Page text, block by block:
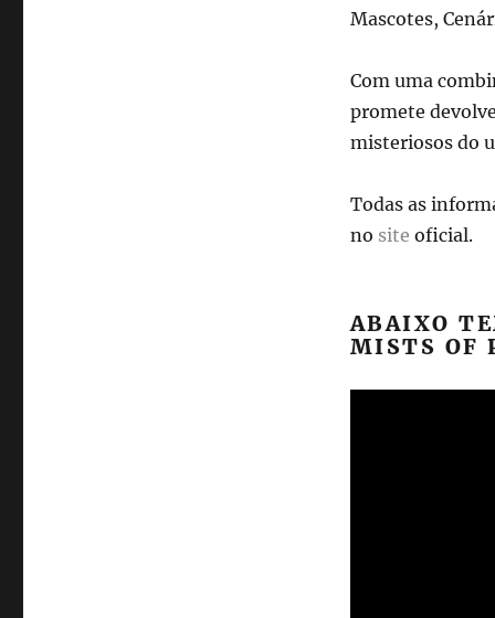
Mascotes,
Com uma
promete
misteriosos do
Todas as
no site oficial.
ABAIXO
MISTS OF